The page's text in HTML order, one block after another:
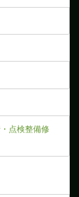
点検整備修